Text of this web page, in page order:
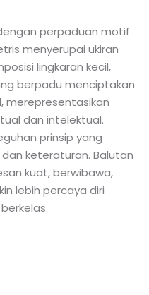
perpaduan motif
menyerupai ukiran
lingkaran kecil,
berpadu menciptakan
merepresentasikan
dan intelektual.
prinsip yang
keteraturan. Balutan
kuat, berwibawa,
lebih percaya diri